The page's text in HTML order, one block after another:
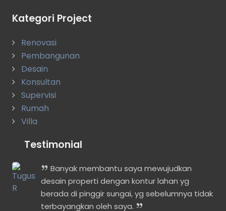
Kategori Project
Renovasi
Pembangunan
Desain
Konsultan
Supervisi
Rumah
Villa
Testimonial
Banyak membantu saya mewujudkan
desain properti dengan kontur lahan yg
berada di pinggir sungai, yg sebelumnya tidak
terbayangkan oleh saya.